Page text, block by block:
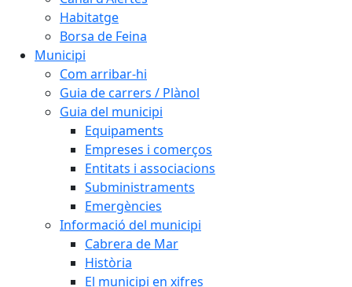
Habitatge
Borsa de Feina
Municipi
Com arribar-hi
Guia de carrers / Plànol
Guia del municipi
Equipaments
Empreses i comerços
Entitats i associacions
Subministraments
Emergències
Informació del municipi
Cabrera de Mar
Història
El municipi en xifres